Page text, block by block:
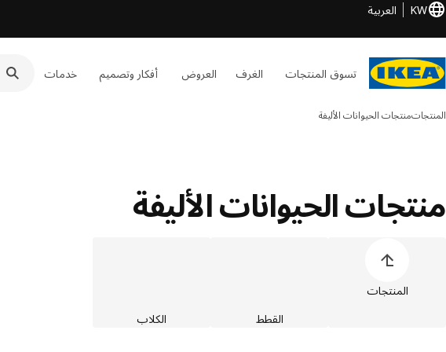
KW العربية
تسوق المنتجات الغرف العروض أفكار وتصميم خدمات
المنتجاتمنتجات الحيوانات الأليفة
منتجات الحيوانات الأليفة
المنتجات
القطط
الكلاب